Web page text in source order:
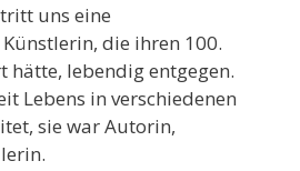
uns eine
die ihren 100.
hätte, lebendig entgegen.
Lebens in verschiedenen
sie war Autorin,